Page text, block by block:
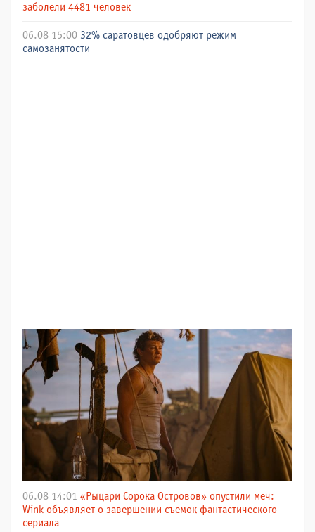
заболели 4481 человек
06.08 15:00 32% саратовцев одобряют режим
самозанятости
06.08 14:01 «Рыцари Сорока Островов» опустили меч:
Wink объявляет о завершении съемок фантастического
сериала